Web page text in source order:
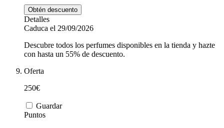
Obtén descuento
Detalles
Caduca el 29/09/2026
Descubre todos los perfumes disponibles en la tienda y hazte
con hasta un 55% de descuento.
Oferta
250€
Guardar
Puntos